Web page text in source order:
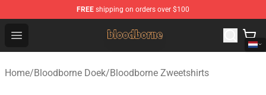
FREE shipping on orders over $100
Open menu
Bloodborne Shop - Official Bloodborne Merchandise
Home/Bloodborne Doek/Bloodborne Zweetshirts